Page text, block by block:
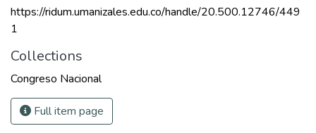
https://ridum.umanizales.edu.co/handle/20.500.12746/449
1
Collections
Congreso Nacional
Full item page